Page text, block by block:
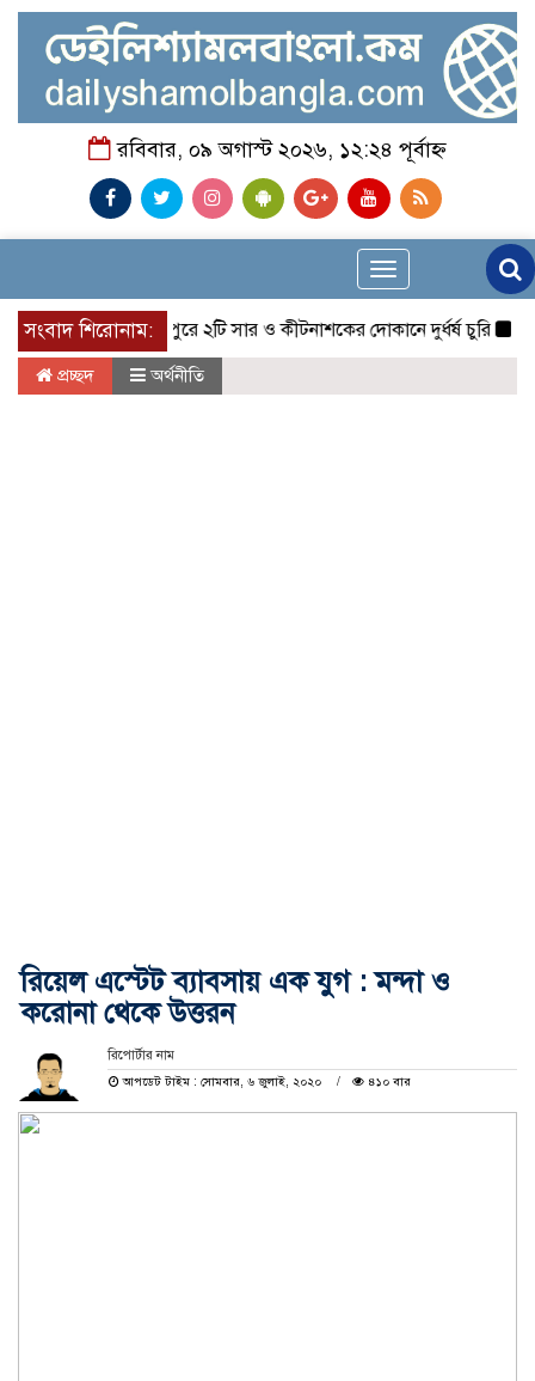
রবিবার, ০৯ অগাস্ট ২০২৬, ১২:২৪ পূর্বাহ্ন
Toggle
navigation
সংবাদ শিরোনাম:
মাগুরার শ্রীপুরে ২টি সার ও কীটনাশকের দোকানে দুর্ধর্ষ চুরি
প্রচ্ছদ অর্থনীতি
রিয়েল এস্টেট ব্যাবসায় এক যুগ : মন্দা ও
করোনা থেকে উত্তরন
রিপোর্টার নাম
আপডেট টাইম : সোমবার, ৬ জুলাই, ২০২০
৪১০ বার